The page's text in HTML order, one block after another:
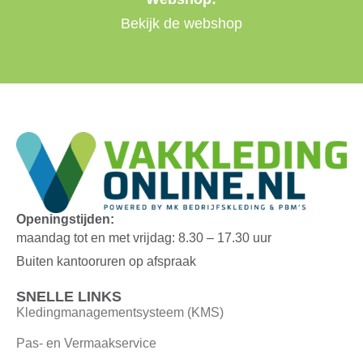
Bekijk de webshop
Openingstijden:
maandag tot en met vrijdag: 8.30 – 17.30 uur
Buiten kantooruren op afspraak
SNELLE LINKS
Kledingmanagementsysteem (KMS)
Pas- en Vermaakservice